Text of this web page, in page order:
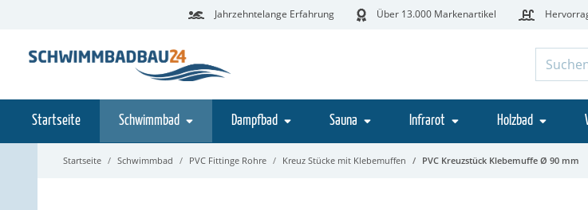
Jahrzehntelange Erfahrung Über 13.000 Markenartikel
Startseite Schwimmbad Dampfbad Sauna Infrarot Holzbad
Startseite Schwimmbad PVC Fittinge Rohre Kreuz Stücke mit Klebemuffen PVC Kreuzstück Klebemuffe Ø 90 mm